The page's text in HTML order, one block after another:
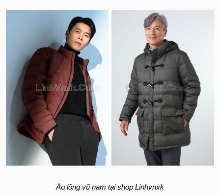
Áo lông vũ nam tại shop Linhvnxk